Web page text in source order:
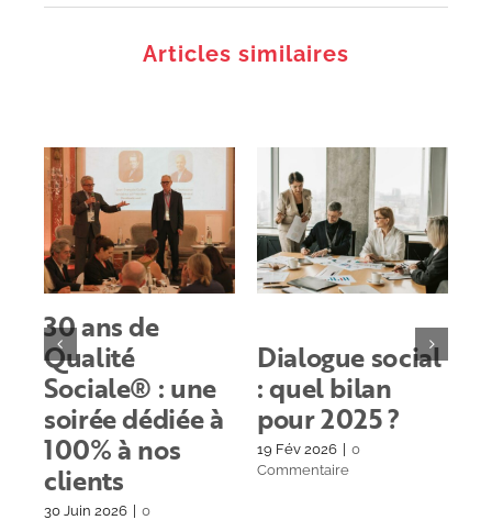
Articles similaires
30 ans de
Qualité
Sociale® : une
soirée dédiée à
100% à nos
clients
30 Juin 2026 | 0
Dialogue social
: quel bilan
pour 2025 ?
19 Fév 2026 | 0
Commentaire